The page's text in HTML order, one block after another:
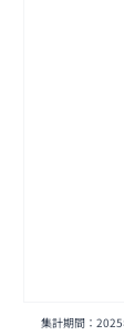
集計期間：